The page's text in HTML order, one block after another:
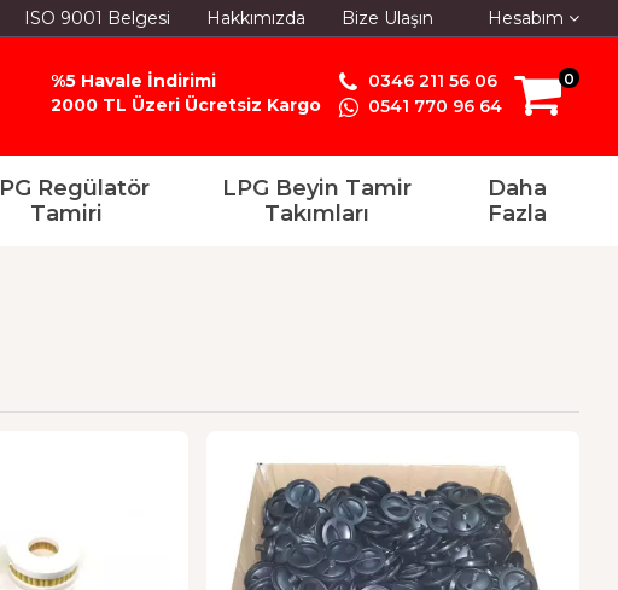
ISO 9001 Belgesi Hakkımızda Bize Ulaşın Hesabım
%5 Havale İndirimi
2000 TL Üzeri Ücretsiz Kargo
0346 211 56 06
0541 770 96 64
0
Regülatör
Tamiri
LPG Beyin Tamir
Takımları
Daha
Fazla